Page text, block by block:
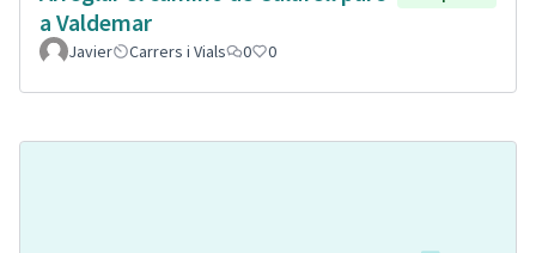
a Valdemar
Javier Carrers i Vials 0 0